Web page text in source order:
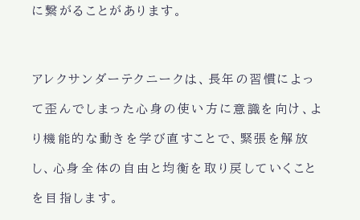
に繋がることがあります。
アレクサンダーテクニークは、長年の習慣によっ
て歪んでしまった心身の使い方に意識を向け、よ
り機能的な動きを学び直すことで、緊張を解放
し、心身全体の自由と均衡を取り戻していくこと
を目指します。